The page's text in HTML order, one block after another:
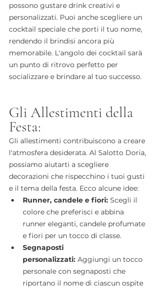
possono gustare drink creativi e
personalizzati. Puoi anche scegliere un
cocktail speciale che porti il tuo nome,
rendendo il brindisi ancora più
memorabile. L'angolo dei cocktail sarà
un punto di ritrovo perfetto per
socializzare e brindare al tuo successo.
Gli Allestimenti della
Festa:
Gli allestimenti contribuiscono a creare
l'atmosfera desiderata. Al Salotto Doria,
possiamo aiutarti a scegliere
decorazioni che rispecchino i tuoi gusti
e il tema della festa. Ecco alcune idee:
Runner, candele e fiori: Scegli il
colore che preferisci e abbina
runner eleganti, candele profumate
e fiori per un tocco di classe.
Segnaposti
personalizzati: Aggiungi un tocco
personale con segnaposti che
riportano il nome di ciascun ospite